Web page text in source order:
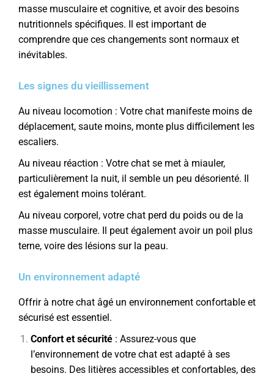
masse musculaire et cognitive, et avoir des besoins
nutritionnels spécifiques. Il est important de
comprendre que ces changements sont normaux et
inévitables.
Les signes du vieillissement
Au niveau locomotion : Votre chat manifeste moins de
déplacement, saute moins, monte plus difficilement les
escaliers.
Au niveau réaction : Votre chat se met à miauler,
particulièrement la nuit, il semble un peu désorienté. Il
est également moins tolérant.
Au niveau corporel, votre chat perd du poids ou de la
masse musculaire. Il peut également avoir un poil plus
terne, voire des lésions sur la peau.
Un environnement adapté
Offrir à notre chat âgé un environnement confortable et
sécurisé est essentiel.
Confort et sécurité : Assurez-vous que
l’environnement de votre chat est adapté à ses
besoins. Des litières accessibles et confortables, des